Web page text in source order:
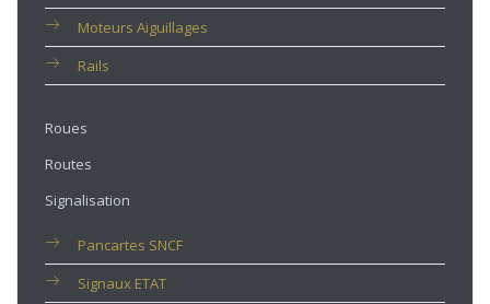
Moteurs Aiguillages
Rails
Roues
Routes
Signalisation
Pancartes SNCF
Signaux ETAT